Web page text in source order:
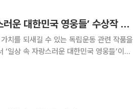
자생한방병원, 광복회관서 ‘일상 속 자랑스러운 대한민국 영웅들’ 수상작 전시
치를 되새길 수 있는 독립운동 관련 작품을
콘텐츠 공